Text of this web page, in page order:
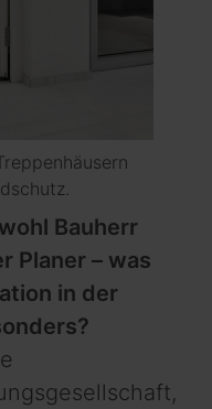
Bauherr
Planer – was
in der